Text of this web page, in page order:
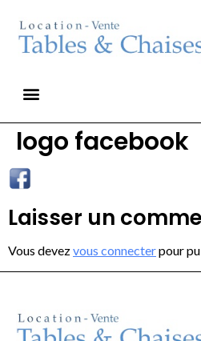
logo facebook
Laisser un
Vous devezvous connecterpour